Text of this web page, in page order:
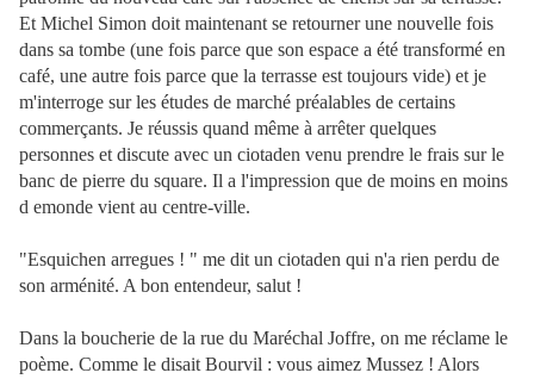
Et Michel Simon doit maintenant se retourner une nouvelle fois
dans sa tombe (une fois parce que son espace a été transformé en
café, une autre fois parce que la terrasse est toujours vide) et je
m'interroge sur les études de marché préalables de certains
commerçants. Je réussis quand même à arrêter quelques
personnes et discute avec un ciotaden venu prendre le frais sur le
banc de pierre du square. Il a l'impression que de moins en moins
d emonde vient au centre-ville.
"Esquichen arregues ! " me dit un ciotaden qui n'a rien perdu de
son arménité. A bon entendeur, salut !
Dans la boucherie de la rue du Maréchal Joffre, on me réclame le
poème. Comme le disait Bourvil : vous aimez Mussez ! Alors